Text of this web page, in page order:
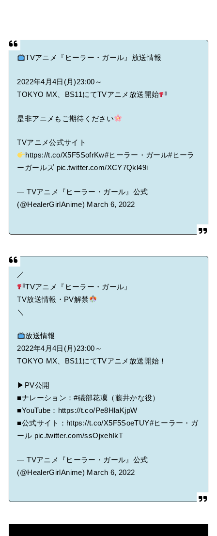
TVアニメ『ヒーラー・ガール』放送情報
2022年4月4日(月)23:00～
TOKYO MX、BS11にてTVアニメ放送開始
是非アニメもご期待ください
TVアニメ公式サイト
https://t.co/X5F5SofrKw#ヒーラー・ガール#ヒーラ
ーガールズ pic.twitter.com/XCY7Qkl49i
— TVアニメ『ヒーラー・ガール』公式
(@HealerGirlAnime) March 6, 2022
／
TVアニメ『ヒーラー・ガール』
TV放送情報・PV解禁
＼
放送情報
2022年4月4日(月)23:00～
TOKYO MX、BS11にてTVアニメ放送開始！
▶PV公開
■ナレーション：#礒部花凜 （藤井かな役）
■YouTube： https://t.co/Pe8HlaKjpW
■公式サイト： https://t.co/X5F5SoeTUY#ヒーラー・ガ
ール pic.twitter.com/ssOjxehIkT
— TVアニメ『ヒーラー・ガール』公式
(@HealerGirlAnime) March 6, 2022